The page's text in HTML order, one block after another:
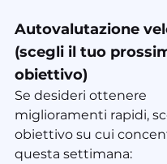
Autovalutazione
(scegli il tuo
obiettivo)
Se desideri ottenere
miglioramenti rapidi,
obiettivo su cui
questa settimana: